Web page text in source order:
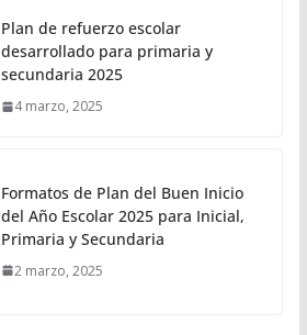
Plan de refuerzo escolar
desarrollado para primaria y
secundaria 2025
4 marzo, 2025
Formatos de Plan del Buen Inicio
del Año Escolar 2025 para Inicial,
Primaria y Secundaria
2 marzo, 2025